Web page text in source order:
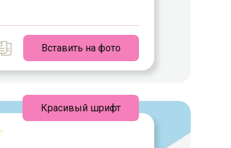
Вставить на фото
Красивый шрифт